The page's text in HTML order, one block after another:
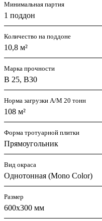
Минимальная партия
1 поддон
Количество на поддоне
10,8 м²
Марка прочности
В 25, В30
Норма загрузки А/М 20 тонн
108 м²
Форма тротуарной плитки
Прямоугольник
Вид окраса
Однотонная (Mono Color)
Размер
600х300 мм